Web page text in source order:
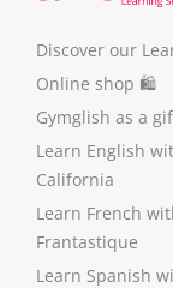
Discover our
Online shop 🛍
Gymglish as a
Learn English
California
Learn French
Frantastique
Learn Spanish